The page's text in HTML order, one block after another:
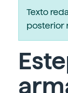
Texto
posterior